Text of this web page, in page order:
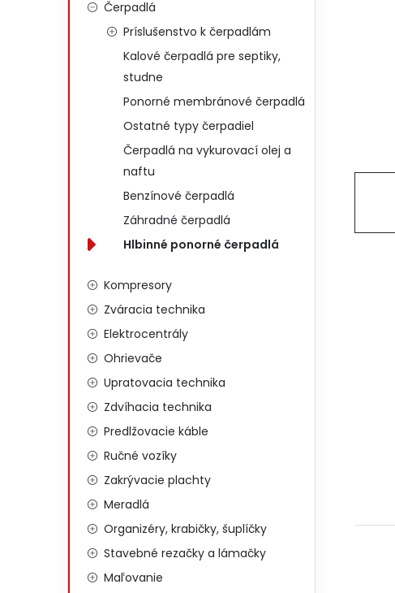
Čerpadlá
Príslušenstvo k čerpadlám
Kalové čerpadlá pre septiky,
studne
Ponorné membránové čerpadlá
Ostatné typy čerpadiel
Čerpadlá na vykurovací olej a
naftu
Benzínové čerpadlá
Záhradné čerpadlá
Hlbinné ponorné čerpadlá
Kompresory
Zváracia technika
Elektrocentrály
Ohrievače
Upratovacia technika
Zdvíhacia technika
Predlžovacie káble
Ručné vozíky
Zakrývacie plachty
Meradlá
Organizéry, krabičky, šuplíčky
Stavebné rezačky a lámačky
Maľovanie